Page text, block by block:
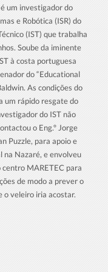
um investigador do
e Robótica (ISR) do
(IST) que trabalha
Soube da iminente
à costa portuguesa
do “Educational
As condições do
um rápido resgate do
do IST não
o Eng.º Jorge
Puzzle, para apoio e
na Nazaré, e envolveu
centro MARETEC para
de modo a prever o
o veleiro iria acostar.